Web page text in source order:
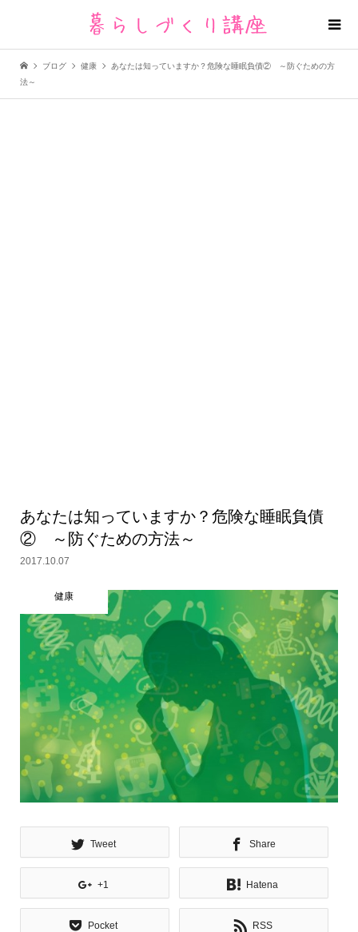
ブログ 健康
あなたは知っていますか？危険な睡眠負債② ～防ぐための方
法～
あなたは知っていますか？危険な睡眠負債
② ～防ぐための方法～
2017.10.07
健康
Tweet Share
+1 Hatena
Pocket RSS